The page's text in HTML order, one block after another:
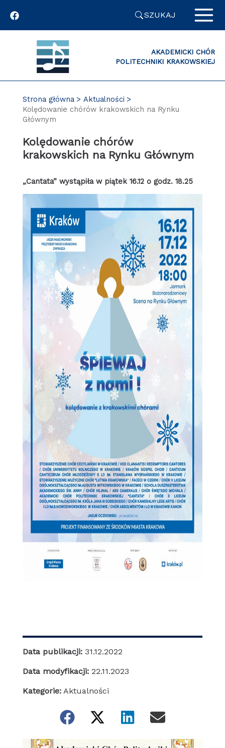
SZUKAJ
AKADEMICKI CHÓR
POLITECHNIKI KRAKOWSKIEJ
Strona główna
Aktualności
Kolędowanie chórów krakowskich na Rynku
Głównym
Kolędowanie chórów
krakowskich na Rynku Głównym
„Cantata” wystąpiła w piątek 16.12 o godz. 18.25
Data publikacji: 31.12.2022
Data modyfikacji: 22.11.2023
Kategorie: Aktualności